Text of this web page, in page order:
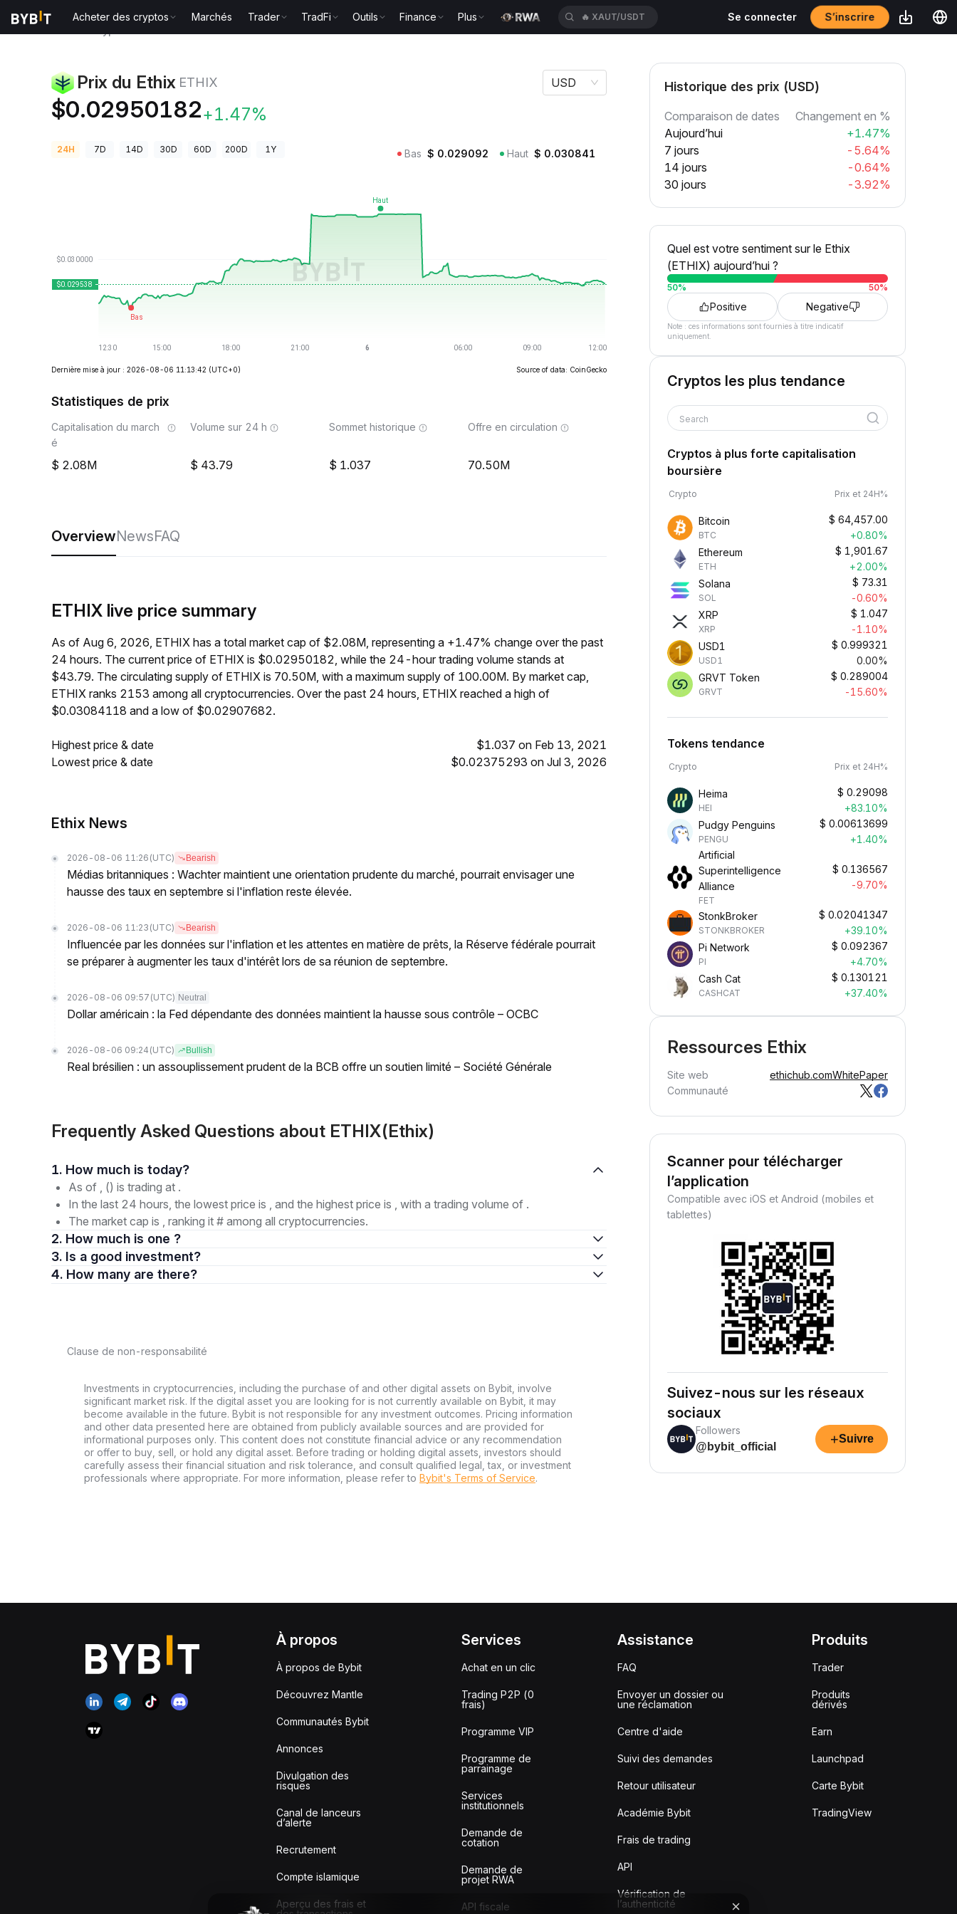
Acheter des cryptos Marchés Trader TradFi Outils Finance Plus 🔥 XAUT/USDT Se connecter S’inscrire
Prix du Ethix ETHIX
$0.02950182+1.47%
USD
24H 7D 14D 30D 60D 200D 1Y Bas $ 0.029092 Haut $ 0.030841
Dernière mise à jour : 2026-08-06 11:13:42 (UTC+0) Source of data: CoinGecko
Statistiques de prix
Capitalisation du march
é
2.08M
Volume sur 24 h
43.79
Sommet historique
1.037
Offre en circulation
70.50M
OverviewNewsFAQ
ETHIX live price summary
As of Aug 6, 2026, ETHIX has a total market cap of $2.08M, representing a +1.47% change over the past
24 hours. The current price of ETHIX is $0.02950182, while the 24-hour trading volume stands at
$43.79. The circulating supply of ETHIX is 70.50M, with a maximum supply of 100.00M. By market cap,
ETHIX ranks 2153 among all cryptocurrencies. Over the past 24 hours, ETHIX reached a high of
$0.03084118 and a low of $0.02907682.
Highest price & date
$1.037 on Feb 13, 2021
Lowest price & date
$0.02375293 on Jul 3, 2026
Ethix News
2026-08-06 11:26 (UTC) Bearish
Médias britanniques : Wachter maintient une orientation prudente du marché, pourrait envisager une
hausse des taux en septembre si l'inflation reste élevée.
2026-08-06 11:23 (UTC) Bearish
Influencée par les données sur l'inflation et les attentes en matière de prêts, la Réserve fédérale pourrait
se préparer à augmenter les taux d'intérêt lors de sa réunion de septembre.
2026-08-06 09:57 (UTC) Neutral
Dollar américain : la Fed dépendante des données maintient la hausse sous contrôle – OCBC
2026-08-06 09:24 (UTC) Bullish
Real brésilien : un assouplissement prudent de la BCB offre un soutien limité – Société Générale
Frequently Asked Questions about ETHIX(Ethix)
1. How much is today?
As of , () is trading at .
In the last 24 hours, the lowest price is , and the highest price is , with a trading volume of .
The market cap is , ranking it # among all cryptocurrencies.
2. How much is one ?
3. Is a good investment?
4. How many are there?
Clause de non-responsabilité
Investments in cryptocurrencies, including the purchase of and other digital assets on Bybit, involve
significant market risk. If the digital asset you are looking for is not currently available on Bybit, it may
become available in the future. Bybit is not responsible for any investment outcomes. Pricing information
and other data presented here are obtained from publicly available sources and are provided for
informational purposes only. This content does not constitute financial advice or any recommendation
or offer to buy, sell, or hold any digital asset. Before trading or holding digital assets, investors should
carefully assess their financial situation and risk tolerance, and consult qualified legal, tax, or investment
professionals where appropriate. For more information, please refer to Bybit's Terms of Service.
Historique des prix (USD)
Comparaison de dates
Changement en %
Aujourd’hui
+1.47%
7 jours
-5.64%
14 jours
-0.64%
30 jours
-3.92%
Quel est votre sentiment sur le Ethix
(ETHIX) aujourd’hui ?
50% 50%
Positive Negative
Note : ces informations sont fournies à titre indicatif
uniquement.
Cryptos les plus tendance
Search
Cryptos à plus forte capitalisation
boursière
Crypto Prix et 24H%
Bitcoin
BTC
$ 64,457.00
+0.80%
Ethereum
ETH
$ 1,901.67
+2.00%
Solana
SOL
$ 73.31
-0.60%
XRP
XRP
$ 1.047
-1.10%
USD1
USD1
$ 0.999321
0.00%
GRVT Token
GRVT
$ 0.289004
-15.60%
Tokens tendance
Crypto Prix et 24H%
Heima
HEI
$ 0.29098
+83.10%
Pudgy Penguins
PENGU
$ 0.00613699
+1.40%
Artificial
Superintelligence
Alliance
FET
$ 0.136567
-9.70%
StonkBroker
STONKBROKER
$ 0.02041347
+39.10%
Pi Network
PI
$ 0.092367
+4.70%
Cash Cat
CASHCAT
$ 0.130121
+37.40%
Ressources Ethix
Site web ethichub.comWhitePaper
Communauté
Scanner pour télécharger
l’application
Compatible avec iOS et Android (mobiles et
tablettes)
Suivez-nous sur les réseaux
sociaux
Followers
@bybit_official
+Suivre
À propos
À propos de Bybit
Découvrez Mantle
Communautés Bybit
Annonces
Divulgation des
risques
Canal de lanceurs
d’alerte
Recrutement
Compte islamique
Aperçu des frais et
Services
Achat en un clic
Trading P2P (0
frais)
Programme VIP
Programme de
parrainage
Services
institutionnels
Demande de
cotation
Demande de
projet RWA
API fiscale
Assistance
FAQ
Envoyer un dossier ou
une réclamation
Centre d'aide
Suivi des demandes
Retour utilisateur
Académie Bybit
Frais de trading
API
Vérification de
l’authenticité
Produits
Trader
Produits
dérivés
Earn
Launchpad
Carte Bybit
TradingView